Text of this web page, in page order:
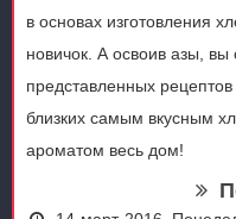
в основах изготовления
новичок. А освоив азы,
представленных
близких самым вкусным
ароматом весь дом!